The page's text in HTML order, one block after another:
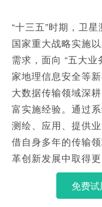
“十三五”时期，卫
国家重大战略实施
需求，面向 “五大
家地理信息安全等
大数据传输领域深
富实施经验。通过
测绘、应用、提供
借自身多年的传输
革创新发展中取得更
免费试